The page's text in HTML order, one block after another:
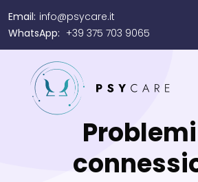
Email: info@psycare.it
WhatsApp: +39 375 703 9065